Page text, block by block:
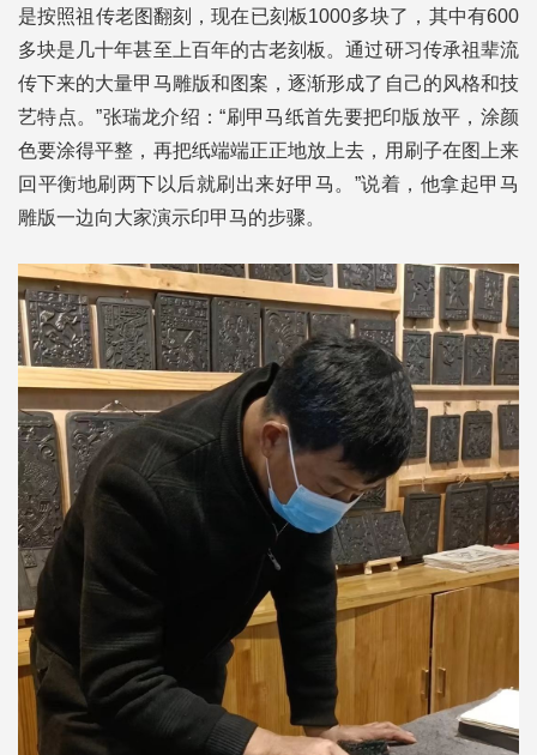
是按照祖传老图翻刻，现在已刻板1000多块了，其中有600
多块是几十年甚至上百年的古老刻板。通过研习传承祖辈流
传下来的大量甲马雕版和图案，逐渐形成了自己的风格和技
艺特点。”张瑞龙介绍：“刷甲马纸首先要把印版放平，涂颜
色要涂得平整，再把纸端端正正地放上去，用刷子在图上来
回平衡地刷两下以后就刷出来好甲马。”说着，他拿起甲马
雕版一边向大家演示印甲马的步骤。